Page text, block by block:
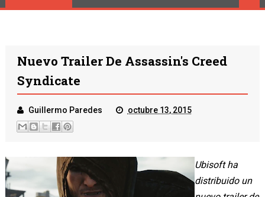
Nuevo Trailer De Assassin's Creed
Syndicate
Guillermo Paredes octubre 13, 2015
Ubisoft ha
distribuido un